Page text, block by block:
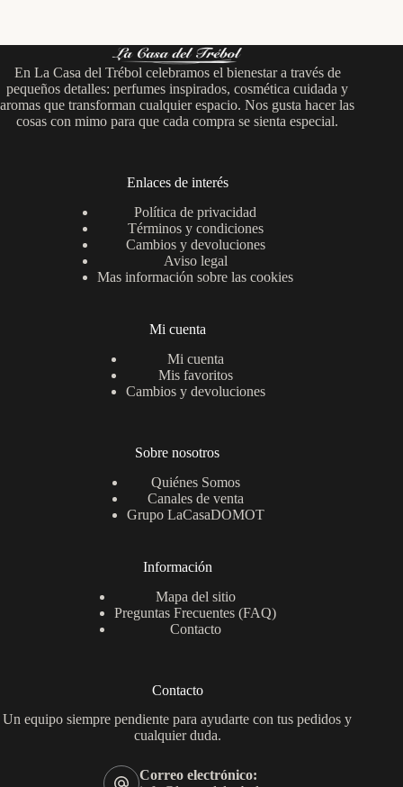
En La Casa del Trébol celebramos el bienestar a través de
pequeños detalles: perfumes inspirados, cosmética cuidada y
aromas que transforman cualquier espacio. Nos gusta hacer las
cosas con mimo para que cada compra se sienta especial.
Enlaces de interés
Política de privacidad
Términos y condiciones
Cambios y devoluciones
Aviso legal
Mas información sobre las cookies
Mi cuenta
Mi cuenta
Mis favoritos
Cambios y devoluciones
Sobre nosotros
Quiénes Somos
Canales de venta
Grupo LaCasaDOMOT
Información
Mapa del sitio
Preguntas Frecuentes (FAQ)
Contacto
Contacto
Un equipo siempre pendiente para ayudarte con tus pedidos y
cualquier duda.
Correo electrónico: